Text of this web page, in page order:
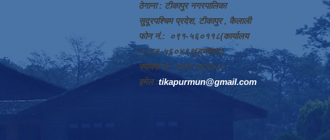
ठेगाना : टीकापुर नगरपालिका
सुदूरपश्चिम प्रदेश, टीकापुर , कैलाली
फोन नं.: ०९१-५६०११८(कार्यालय
) ०९१-५६०४९९(दमकल )
फ्याक्स नं.: ०९१-५६१३८०
इमेल :tikapurmun@gmail.com